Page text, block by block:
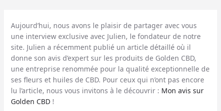
Aujourd’hui, nous avons le plaisir de partager avec vous
une interview exclusive avec Julien, le fondateur de notre
site. Julien a récemment publié un article détaillé où il
donne son avis d’expert sur les produits de Golden CBD,
une entreprise renommée pour la qualité exceptionnelle de
ses fleurs et huiles de CBD. Pour ceux qui n’ont pas encore
lu l’article, nous vous invitons à le découvrir : Mon avis sur
Golden CBD!